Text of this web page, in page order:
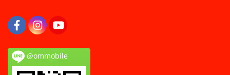
@ommobile